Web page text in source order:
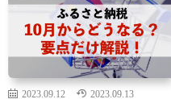
2023.09.12 2023.09.13